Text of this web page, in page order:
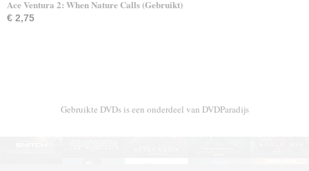
Ace Ventura 2: When Nature Calls (Gebruikt)
€ 2,75
Gebruikte DVDs is een onderdeel van DVDParadijs